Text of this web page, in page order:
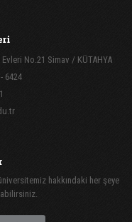
No.21 Simav / KÜTAHYA
6424
hakkındaki her şeye